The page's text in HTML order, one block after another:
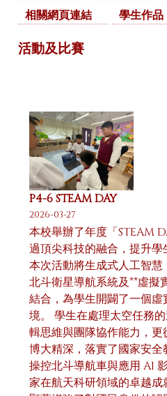
相關網頁連結
學生作品
活動及比賽
P4-6 STEAM DAY
2026-03-27
本校舉辦了年度「STEAM
過頂尖科技的融合，提升學
本次活動將生成式人工智
北斗衛星導航系統及**虛擬
結合，為學生開闢了一個
境。 學生在處理太空任務
輯思維與團隊協作能力，
博大精深，落實了國家安
操控北斗導航車與應用 AI
家在航天科研領域的卓越成